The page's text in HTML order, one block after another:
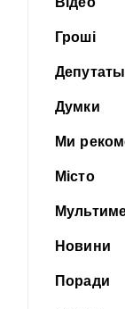
Відео
Гроші
Депутаты
Думки
Ми
Місто
Новини
Поради